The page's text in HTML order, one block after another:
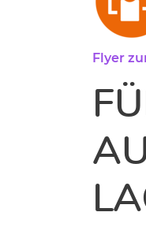
Flyer